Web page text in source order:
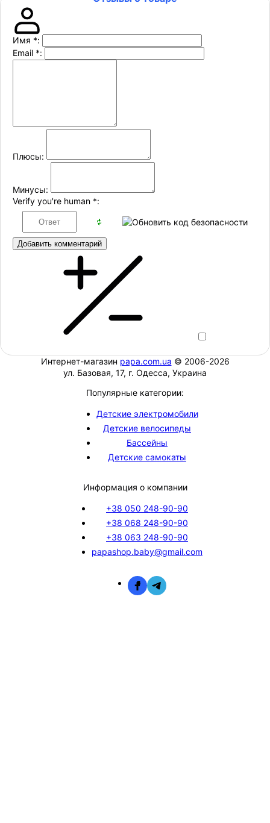
Имя *:
Email *:
Плюсы:
Минусы:
Verify you're human *:
Добавить комментарий
Интернет-магазин papa.com.ua © 2006-2026
ул. Базовая, 17, г. Одесса, Украина
Популярные категории:
Детские электромобили
Детские велосипеды
Бассейны
Детские самокаты
Информация о компании
+38 050 248-90-90
+38 068 248-90-90
+38 063 248-90-90
papashop.baby@gmail.com